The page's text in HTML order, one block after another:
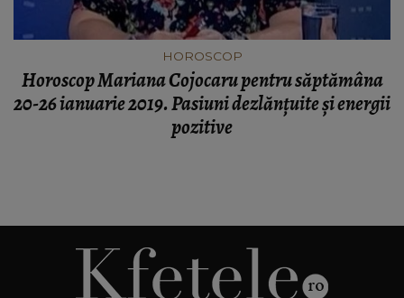
HOROSCOP
Horoscop Mariana Cojocaru pentru săptămâna
20-26 ianuarie 2019. Pasiuni dezlănțuite şi energii
pozitive